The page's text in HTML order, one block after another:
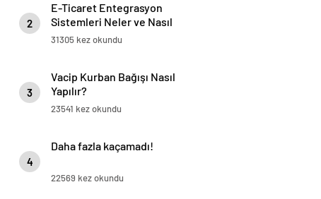
2
E-Ticaret Entegrasyon
Sistemleri Neler ve Nasıl
Yapılır?
31305 kez okundu
3
Vacip Kurban Bağışı Nasıl
Yapılır?
23541 kez okundu
4
Daha fazla kaçamadı!
22569 kez okundu